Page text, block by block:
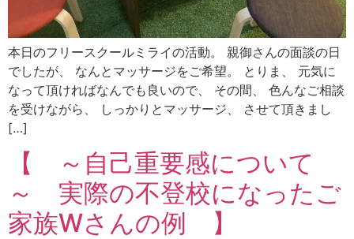
本日のフリースクールミライの活動。 親御さんの面談の日
でしたが、 なんとマッサージをご希望。 とりま、 元気に
なって頂ければなんでも良いので、 その間、 色んなご相談
を受けながら、 しっかりとマッサージ、 させて頂きまし
[…]
【 ～自己重要感について
～ 実際の不登校になったご
家族Wさんの例 】